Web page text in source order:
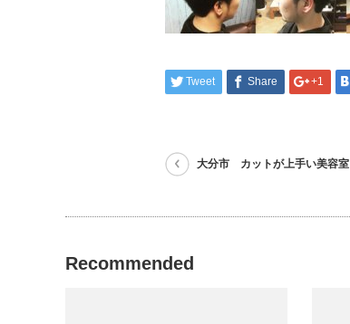
Tweet Share +1
大分市 カットが上手い美容室
Recommended